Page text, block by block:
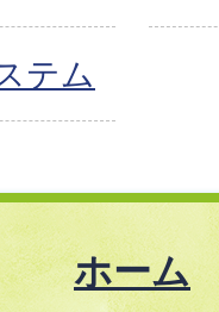
テム
ホーム